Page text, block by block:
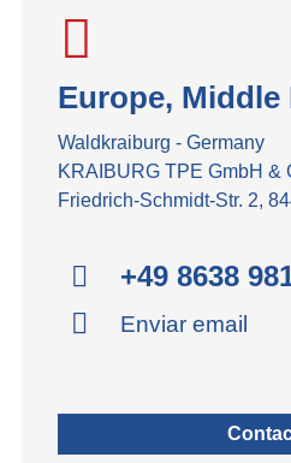
Europe, Middle
Waldkraiburg - Germany
KRAIBURG TPE GmbH &
Friedrich-Schmidt-Str. 2,
+49 8638
Enviar email